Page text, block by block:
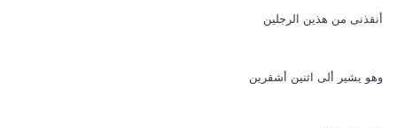
أنقذنى من هذين الرجلين
وهو يشير ألى اثنين أشقرين